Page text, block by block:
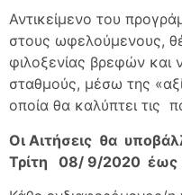
Αντικείμενο του
στους ωφελούμενους,
φιλοξενίας βρεφών και
σταθμούς, μέσω της
οποία θα καλύπτει τις
Οι Αιτήσεις θα
Τρίτη 08/ 9/2020 έως